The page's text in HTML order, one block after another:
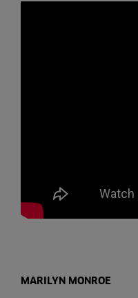
MARILYN MONROE